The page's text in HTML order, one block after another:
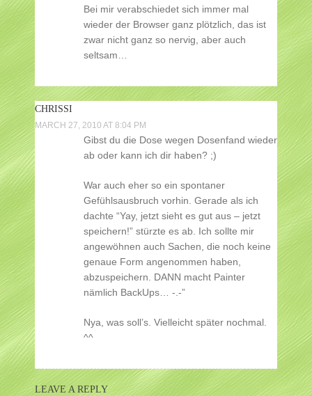
Bei mir verabschiedet sich immer mal
wieder der Browser ganz plötzlich, das ist
zwar nicht ganz so nervig, aber auch
seltsam…
CHRISSI
MARCH 27, 2010 AT 8:04 PM
Gibst du die Dose wegen Dosenfand wieder
ab oder kann ich dir haben? ;)
War auch eher so ein spontaner
Gefühlsausbruch vorhin. Gerade als ich
dachte “Yay, jetzt sieht es gut aus – jetzt
speichern!” stürzte es ab. Ich sollte mir
angewöhnen auch Sachen, die noch keine
genaue Form angenommen haben,
abzuspeichern. DANN macht Painter
nämlich BackUps… -.-”
Nya, was soll’s. Vielleicht später nochmal.
^^
LEAVE A REPLY